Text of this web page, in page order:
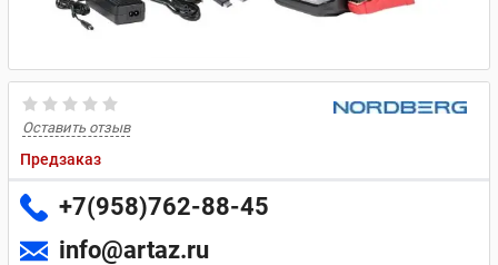
Оставить отзыв
Предзаказ
+7(958)762-88-45
info@artaz.ru